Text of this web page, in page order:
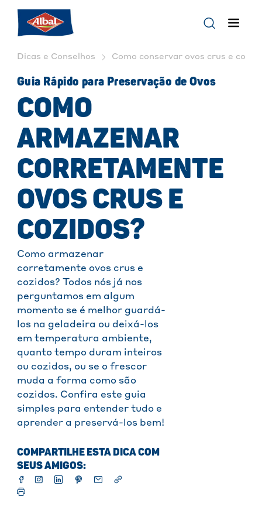
Dicas e Conselhos Como conservar ovos crus e
Guia Rápido para Preservação de Ovos
COMO
ARMAZENAR
CORRETAMENTE
OVOS CRUS E
COZIDOS?
Como armazenar
corretamente ovos crus e
cozidos? Todos nós já nos
perguntamos em algum
momento se é melhor guardá-
los na geladeira ou deixá-los
em temperatura ambiente,
quanto tempo duram inteiros
ou cozidos, ou se o frescor
muda a forma como são
cozidos. Confira este guia
simples para entender tudo e
aprender a preservá-los bem!
COMPARTILHE ESTA DICA COM
SEUS AMIGOS: